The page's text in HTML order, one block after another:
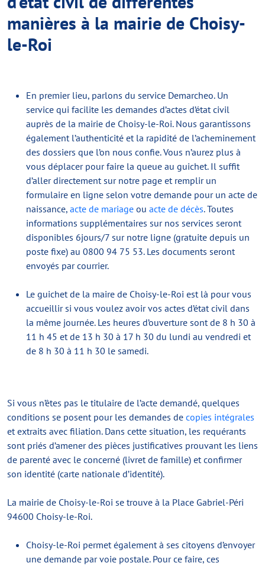
manières à la mairie de Choisy-
le-Roi
En premier lieu, parlons du service Demarcheo. Un
service qui facilite les demandes d’actes d’état civil
auprès de la mairie de Choisy-le-Roi. Nous garantissons
également l’authenticité et la rapidité de l’acheminement
des dossiers que l’on nous confie. Vous n’aurez plus à
vous déplacer pour faire la queue au guichet. Il suffit
d’aller directement sur notre page et remplir un
formulaire en ligne selon votre demande pour un acte de
naissance, acte de mariage ou acte de décès. Toutes
informations supplémentaires sur nos services seront
disponibles 6jours/7 sur notre ligne (gratuite depuis un
poste fixe) au 0800 94 75 53. Les documents seront
envoyés par courrier.
Le guichet de la maire de Choisy-le-Roi est là pour vous
accueillir si vous voulez avoir vos actes d’état civil dans
la même journée. Les heures d’ouverture sont de 8 h 30 à
11 h 45 et de 13 h 30 à 17 h 30 du lundi au vendredi et
de 8 h 30 à 11 h 30 le samedi.
Si vous n’êtes pas le titulaire de l’acte demandé, quelques
conditions se posent pour les demandes de copies intégrales
et extraits avec filiation. Dans cette situation, les requérants
sont priés d’amener des pièces justificatives prouvant les liens
de parenté avec le concerné (livret de famille) et confirmer
son identité (carte nationale d’identité).
La mairie de Choisy-le-Roi se trouve à la Place Gabriel-Péri
94600 Choisy-le-Roi.
Choisy-le-Roi permet également à ses citoyens d’envoyer
une demande par voie postale. Pour ce faire, ces